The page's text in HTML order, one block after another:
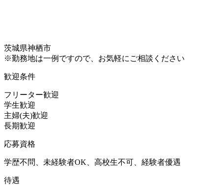
茨城県神栖市
※勤務地は一例ですので、お気軽にご相談ください
歓迎条件
フリーター歓迎
学生歓迎
主婦(夫)歓迎
長期歓迎
応募資格
学歴不問、未経験者OK、高校生不可、経験者優遇
待遇